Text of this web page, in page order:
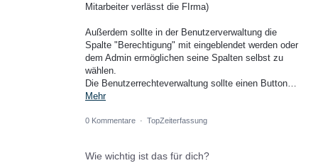
Mitarbeiter verlässt die FIrma)
Außerdem sollte in der Benutzerverwaltung die
Spalte "Berechtigung" mit eingeblendet werden oder
dem Admin ermöglichen seine Spalten selbst zu
wählen.
Die Benutzerrechteverwaltung sollte einen Button…
Mehr
0 Kommentare · TopZeiterfassung
Wie wichtig ist das für dich?